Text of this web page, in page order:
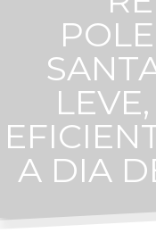
A DIA